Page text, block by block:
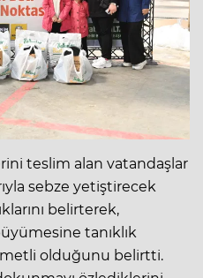
teslim alan vatandaşlar
sebze yetiştirecek
belirterek,
tanıklık
olduğunu belirtti.